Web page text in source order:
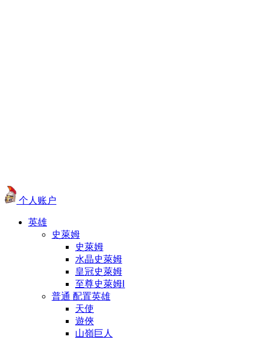
个人账户
英雄
史萊姆
史萊姆
水晶史萊姆
皇冠史萊姆
至尊史萊姆Ⅰ
普通 配置英雄
天使
遊俠
山嶺巨人